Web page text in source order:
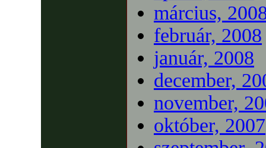
március,
február, 2008
január, 2008
december,
november,
október, 2007